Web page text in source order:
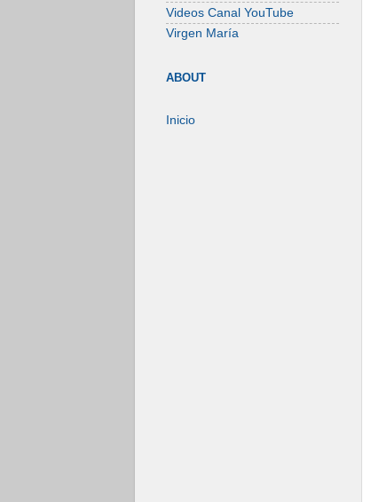
Videos Canal YouTube
Virgen María
ABOUT
Inicio